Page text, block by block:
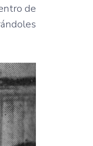
de